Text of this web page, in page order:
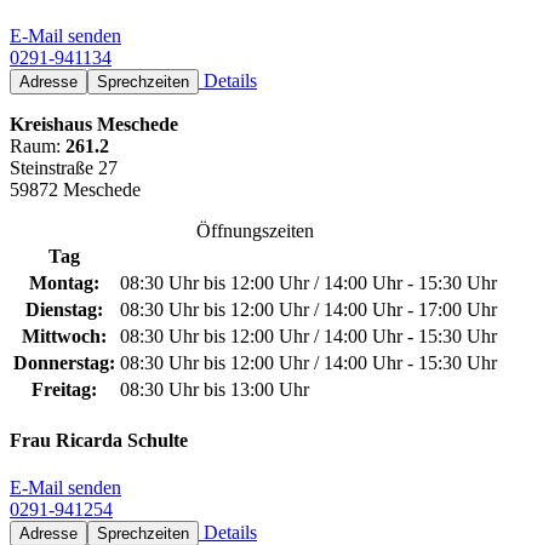
E-Mail senden
0291-941134
Adresse Sprechzeiten Details
Kreishaus Meschede
Raum: 261.2
Steinstraße 27
59872 Meschede
Öffnungszeiten
Tag
Montag:
08:30 Uhr bis 12:00 Uhr / 14:00 Uhr - 15:30 Uhr
Dienstag:
08:30 Uhr bis 12:00 Uhr / 14:00 Uhr - 17:00 Uhr
Mittwoch:
08:30 Uhr bis 12:00 Uhr / 14:00 Uhr - 15:30 Uhr
Donnerstag: 08:30 Uhr bis 12:00 Uhr / 14:00 Uhr - 15:30 Uhr
Freitag:
08:30 Uhr bis 13:00 Uhr
Frau Ricarda Schulte
E-Mail senden
0291-941254
Adresse Sprechzeiten Details